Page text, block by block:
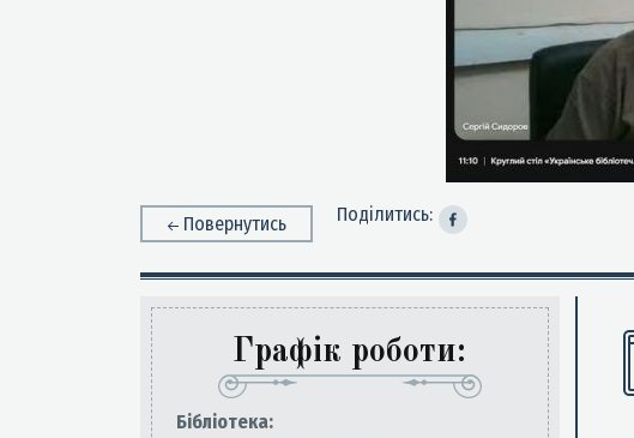
Повернутись Поділитись:
Графік роботи:
Бiблiотека: